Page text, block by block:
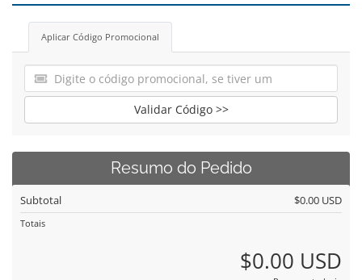
Aplicar Código Promocional
Validar Código >>
Resumo do Pedido
Subtotal $0.00 USD
Totais
$0.00 USD